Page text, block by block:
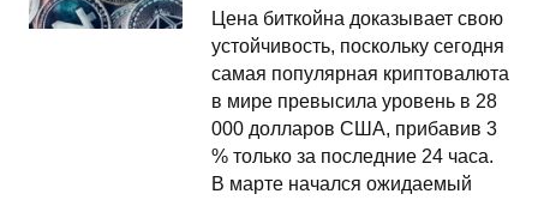
Цена биткойна доказывает свою
устойчивость, поскольку сегодня
самая популярная криптовалюта
в мире превысила уровень в 28
000 долларов США, прибавив 3
% только за последние 24 часа.
В марте начался ожидаемый